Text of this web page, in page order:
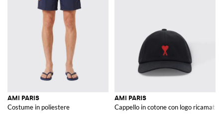
AMI PARIS
Costume in poliestere
AMI PARIS
Cappello in cotone con logo ricamato